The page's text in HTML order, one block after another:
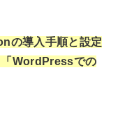
の導入手順と設定
「WordPressでの